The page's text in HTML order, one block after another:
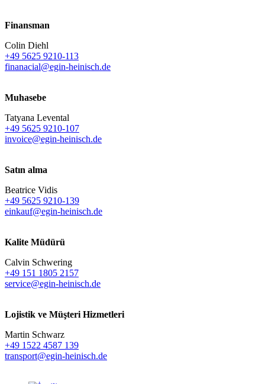
Finansman
Colin Diehl
+49 5625 9210-113
finanacial@egin-heinisch.de
Muhasebe
Tatyana Levental
+49 5625 9210-107
invoice@egin-heinisch.de
Satın alma
Beatrice Vidis
+49 5625 9210-139
einkauf@egin-heinisch.de
Kalite Müdürü
Calvin Schwering
+49 151 1805 2157
service@egin-heinisch.de
Lojistik ve Müşteri Hizmetleri
Martin Schwarz
+49 1522 4587 139
transport@egin-heinisch.de